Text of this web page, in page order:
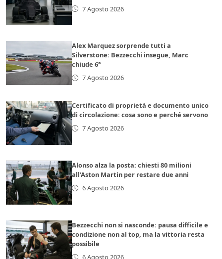
7 Agosto 2026
Alex Marquez sorprende tutti a
Silverstone: Bezzecchi insegue, Marc
chiude 6°
7 Agosto 2026
Certificato di proprietà e documento unico
di circolazione: cosa sono e perché servono
7 Agosto 2026
Alonso alza la posta: chiesti 80 milioni
all’Aston Martin per restare due anni
6 Agosto 2026
Bezzecchi non si nasconde: pausa difficile e
condizione non al top, ma la vittoria resta
possibile
6 Agosto 2026